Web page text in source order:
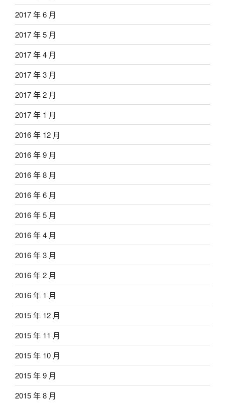
2017 年 6 月
2017 年 5 月
2017 年 4 月
2017 年 3 月
2017 年 2 月
2017 年 1 月
2016 年 12 月
2016 年 9 月
2016 年 8 月
2016 年 6 月
2016 年 5 月
2016 年 4 月
2016 年 3 月
2016 年 2 月
2016 年 1 月
2015 年 12 月
2015 年 11 月
2015 年 10 月
2015 年 9 月
2015 年 8 月